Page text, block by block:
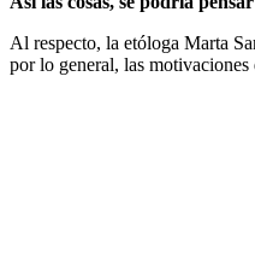
Al respecto, la etóloga Marta
por lo general, las motivaciones